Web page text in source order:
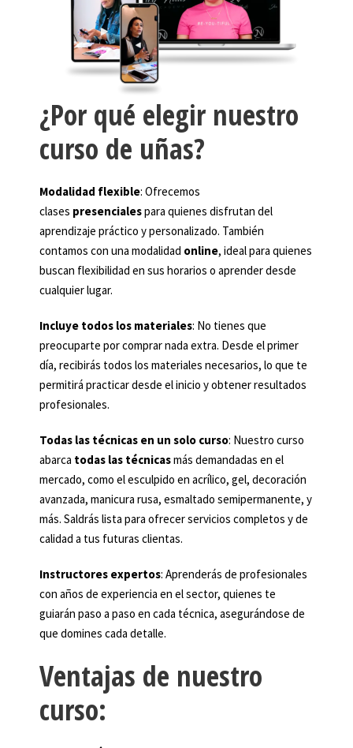
¿Por qué elegir nuestro
curso de uñas?
Modalidad flexible: Ofrecemos
clases presencialespara quienes disfrutan del
aprendizaje práctico y personalizado. También
contamos con una modalidad online, ideal para quienes
buscan flexibilidad en sus horarios o aprender desde
cualquier lugar.
Incluye todos los materiales: No tienes que
preocuparte por comprar nada extra. Desde el primer
día, recibirás todos los materiales necesarios, lo que te
permitirá practicar desde el inicio y obtener resultados
profesionales.
Todas las técnicas en un solo curso: Nuestro curso
abarca todas las técnicasmás demandadas en el
mercado, como el esculpido en acrílico, gel, decoración
avanzada, manicura rusa, esmaltado semipermanente, y
más. Saldrás lista para ofrecer servicios completos y de
calidad a tus futuras clientas.
Instructores expertos: Aprenderás de profesionales
con años de experiencia en el sector, quienes te
guiarán paso a paso en cada técnica, asegurándose de
que domines cada detalle.
Ventajas de nuestro
curso: